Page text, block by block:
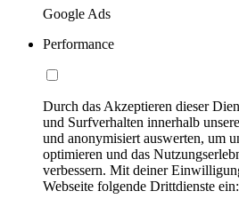
Google Ads
Performance
Durch das Akzeptieren dieser
und Surfverhalten innerhalb
und anonymisiert auswerten, um
optimieren und das
verbessern. Mit deiner
Webseite folgende Drittdienste ein: